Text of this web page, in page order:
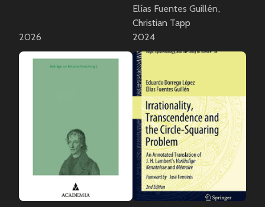
Elías Fuentes Guillén,
Christian Tapp
2026
2024